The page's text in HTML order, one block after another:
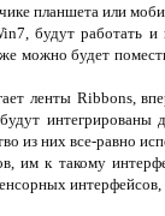
планшета или
будут работать
можно будет
ленты Ribbons,
интегрированы
из них все-равно
к такому